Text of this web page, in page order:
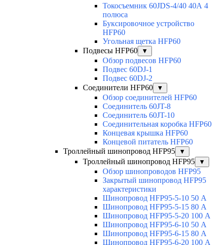
Токосъемник 60JDS-4/40 40А 4
полюса
Буксировочное устройство
HFP60
Угольная щетка HFP60
Подвесы HFP60
▼
Обзор подвесов HFP60
Подвес 60DJ-1
Подвес 60DJ-2
Соединители HFP60
▼
Обзор соединителей HFP60
Соединитель 60JT-8
Соединитель 60JT-10
Соединительная коробка HFP60
Концевая крышка HFP60
Концевой питатель HFP60
Троллейный шинопровод HFP95
▼
Троллейный шинопровод HFP95 ▼
Обзор шинопроводов HFP95
Закрытый шинопровод HFP95
характеристики
Шинопровод HFP95-5-10 50 А
Шинопровод HFP95-5-15 80 А
Шинопровод HFP95-5-20 100 А
Шинопровод HFP95-6-10 50 А
Шинопровод HFP95-6-15 80 А
Шинопровод HFP95-6-20 100 А